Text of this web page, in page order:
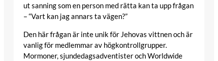
ut sanning som en person med rätta kan ta upp frågan
– “Vart kan jag annars ta vägen?”
Den här frågan är inte unik för Jehovas vittnen och är
vanlig för medlemmar av högkontrollgrupper.
Mormoner, sjundedagsadventister och Worldwide